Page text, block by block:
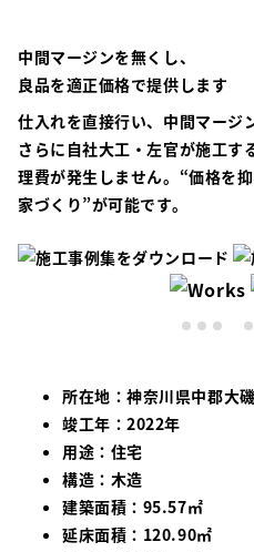
中間マージンを無くし、
良品を適正価格で提供します
仕入れを直接行い、中間マージ
さらに自社大工・左官が施工す
理費が発生しません。“価格を
家づくり”が可能です。
所在地：神奈川県中郡大
竣工年：2022年
用途：住宅
構造：木造
建築面積：95.57㎡
延床面積：120.90㎡